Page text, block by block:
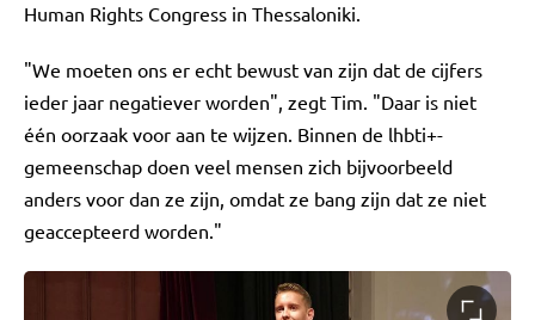
Human Rights Congress in Thessaloniki.
"We moeten ons er echt bewust van zijn dat de cijfers
ieder jaar negatiever worden", zegt Tim. "Daar is niet
één oorzaak voor aan te wijzen. Binnen de lhbti+-
gemeenschap doen veel mensen zich bijvoorbeeld
anders voor dan ze zijn, omdat ze bang zijn dat ze niet
geaccepteerd worden."